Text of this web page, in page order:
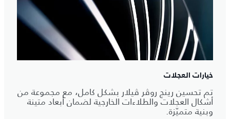
خيارات العجلات
تم تحسين رينج روڤر ڤيلار بشكل كامل، مع مجموعة من
أشكال العجلات والطلاءات الخارجية لضمان أبعاد متينة
وبنية متميّزة.